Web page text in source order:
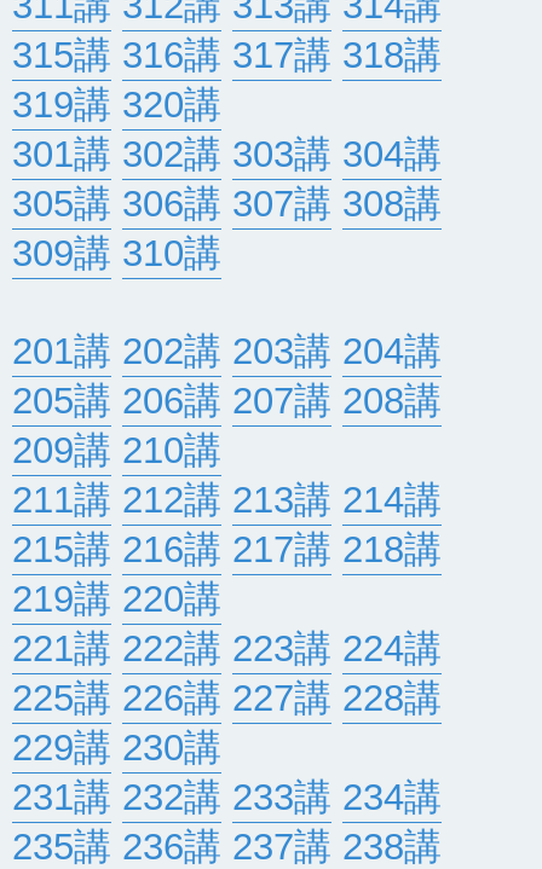
315講 316講 317講 318講
319講 320講
301講 302講 303講 304講
305講 306講 307講 308講
309講 310講
201講 202講 203講 204講
205講 206講 207講 208講
209講 210講
211講 212講 213講 214講
215講 216講 217講 218講
219講 220講
221講 222講 223講 224講
225講 226講 227講 228講
229講 230講
231講 232講 233講 234講
235講 236講 237講 238講